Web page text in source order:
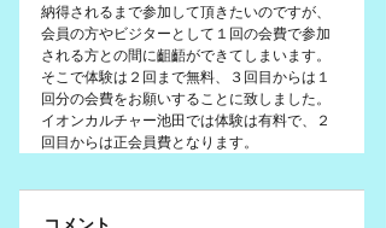
納得されるまで参加して頂きたいのですが、
会員の方やビジターとして１回の会費で参加
される方との間に齟齬ができてしまいます。
そこで体験は２回まで無料、３回目からは１
回分の会費をお願いすることに致しました。
イオンカルチャー池田では体験は有料で、２
回目からは正会員費となります。